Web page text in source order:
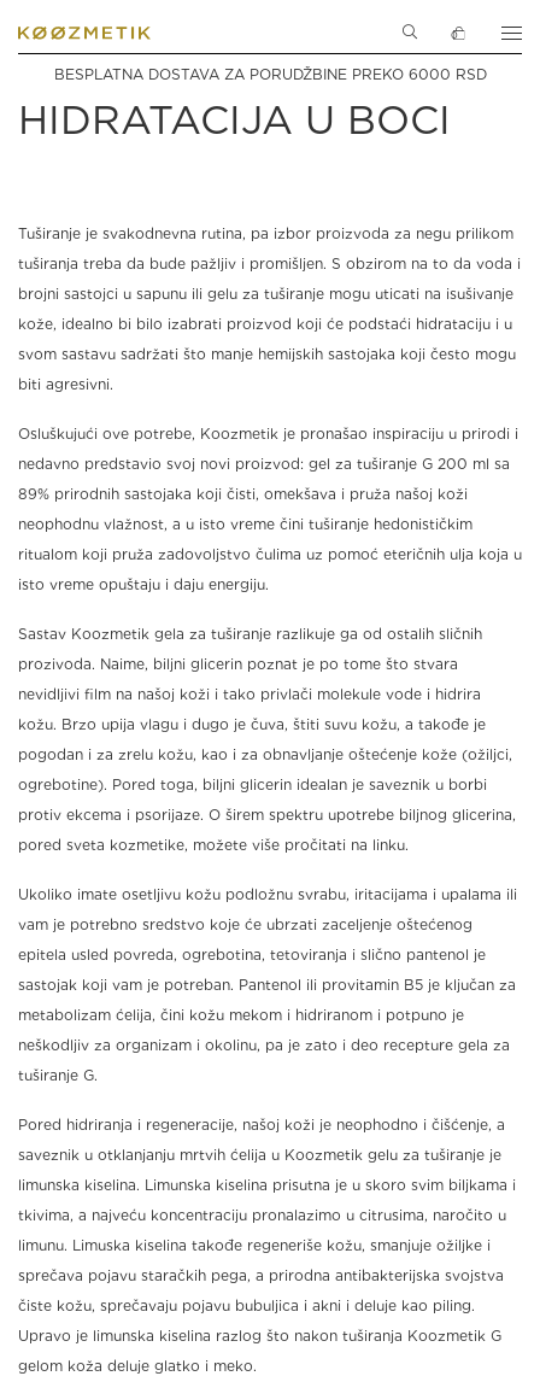
0
BESPLATNA DOSTAVA ZA PORUDŽBINE PREKO 6000 RSD
LETNJA SVEŽINA I
HIDRATACIJA U BOCI
Tuširanje je svakodnevna rutina, pa izbor proizvoda za negu prilikom
tuširanja treba da bude pažljiv i promišljen. S obzirom na to da voda i
brojni sastojci u sapunu ili gelu za tuširanje mogu uticati na isušivanje
kože, idealno bi bilo izabrati proizvod koji će podstaći hidrataciju i u
svom sastavu sadržati što manje hemijskih sastojaka koji često mogu
biti agresivni.
Osluškujući ove potrebe, Koozmetik je pronašao inspiraciju u prirodi i
nedavno predstavio svoj novi proizvod: gel za tuširanje G 200 ml sa
89% prirodnih sastojaka koji čisti, omekšava i pruža našoj koži
neophodnu vlažnost, a u isto vreme čini tuširanje hedonističkim
ritualom koji pruža zadovoljstvo čulima uz pomoć eteričnih ulja koja u
isto vreme opuštaju i daju energiju.
Sastav Koozmetik gela za tuširanje razlikuje ga od ostalih sličnih
prozivoda. Naime, biljni glicerin poznat je po tome što stvara
nevidljivi film na našoj koži i tako privlači molekule vode i hidrira
kožu. Brzo upija vlagu i dugo je čuva, štiti suvu kožu, a takođe je
pogodan i za zrelu kožu, kao i za obnavljanje oštećenje kože (ožiljci,
ogrebotine). Pored toga, biljni glicerin idealan je saveznik u borbi
protiv ekcema i psorijaze. O širem spektru upotrebe biljnog glicerina,
pored sveta kozmetike, možete više pročitati na linku.
Ukoliko imate osetljivu kožu podložnu svrabu, iritacijama i upalama ili
vam je potrebno sredstvo koje će ubrzati zaceljenje oštećenog
epitela usled povreda, ogrebotina, tetoviranja i slično pantenol je
sastojak koji vam je potreban. Pantenol ili provitamin B5 je ključan za
metabolizam ćelija, čini kožu mekom i hidriranom i potpuno je
neškodljiv za organizam i okolinu, pa je zato i deo recepture gela za
tuširanje G.
Pored hidriranja i regeneracije, našoj koži je neophodno i čišćenje, a
saveznik u otklanjanju mrtvih ćelija u Koozmetik gelu za tuširanje je
limunska kiselina. Limunska kiselina prisutna je u skoro svim biljkama i
tkivima, a najveću koncentraciju pronalazimo u citrusima, naročito u
limunu. Limuska kiselina takođe regeneriše kožu, smanjuje ožiljke i
sprečava pojavu staračkih pega, a prirodna antibakterijska svojstva
čiste kožu, sprečavaju pojavu bubuljica i akni i deluje kao piling.
Upravo je limunska kiselina razlog što nakon tuširanja Koozmetik G
gelom koža deluje glatko i meko.
PROIZVODI
AKSESOARI
POKLON
SETOVI
SASTOJCI
INSPIRACIJA
NOVOSTI